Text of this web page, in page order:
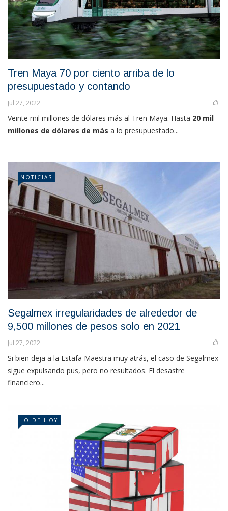
Tren Maya 70 por ciento arriba de lo
presupuestado y contando
Jul 27, 2022
Veinte mil millones de dólares más al Tren Maya. Hasta 20 mil
millones de dólares de más a lo presupuestado...
NOTICIAS
Segalmex irregularidades de alrededor de
9,500 millones de pesos solo en 2021
Jul 27, 2022
Si bien deja a la Estafa Maestra muy atrás, el caso de Segalmex
sigue expulsando pus, pero no resultados. El desastre
financiero...
LO DE HOY